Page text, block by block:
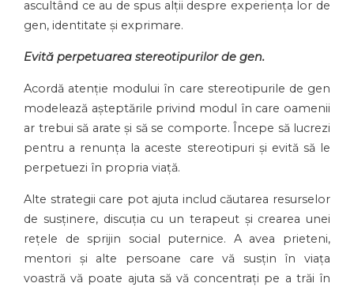
ascultând ce au de spus alții despre experiența lor de
gen, identitate și exprimare.
Evită perpetuarea stereotipurilor de gen.
Acordă atenție modului în care stereotipurile de gen
modelează așteptările privind modul în care oamenii
ar trebui să arate și să se comporte. Începe să lucrezi
pentru a renunța la aceste stereotipuri și evită să le
perpetuezi în propria viață.
Alte strategii care pot ajuta includ căutarea resurselor
de susținere, discuția cu un terapeut și crearea unei
rețele de sprijin social puternice. A avea prieteni,
mentori și alte persoane care vă susțin în viața
voastră vă poate ajuta să vă concentrați pe a trăi în